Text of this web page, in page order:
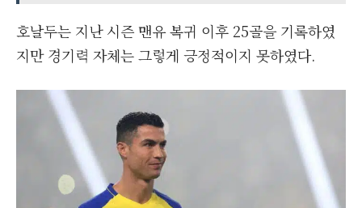
호날두는 지난 시즌 맨유 복귀 이후 25골을 기록하였
지만 경기력 자체는 그렇게 긍정적이지 못하였다.